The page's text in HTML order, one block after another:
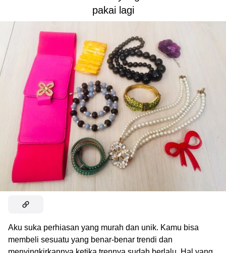
pakai lagi
Aku suka perhiasan yang murah dan unik. Kamu bisa
membeli sesuatu yang benar-benar trendi dan